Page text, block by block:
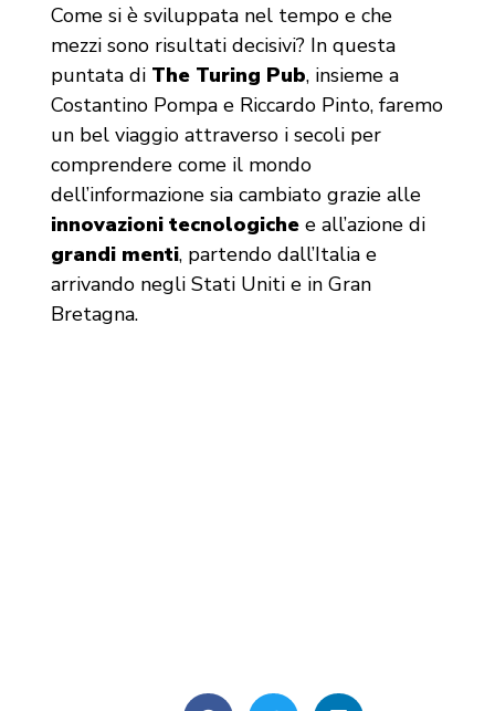
Come si è sviluppata nel tempo e che
mezzi sono risultati decisivi? In questa
puntata di The Turing Pub, insieme a
Costantino Pompa e Riccardo Pinto, faremo
un bel viaggio attraverso i secoli per
comprendere come il mondo
dell’informazione sia cambiato grazie alle
innovazioni tecnologichee all’azione di
grandi menti, partendo dall’Italia e
arrivando negli Stati Uniti e in Gran
Bretagna.